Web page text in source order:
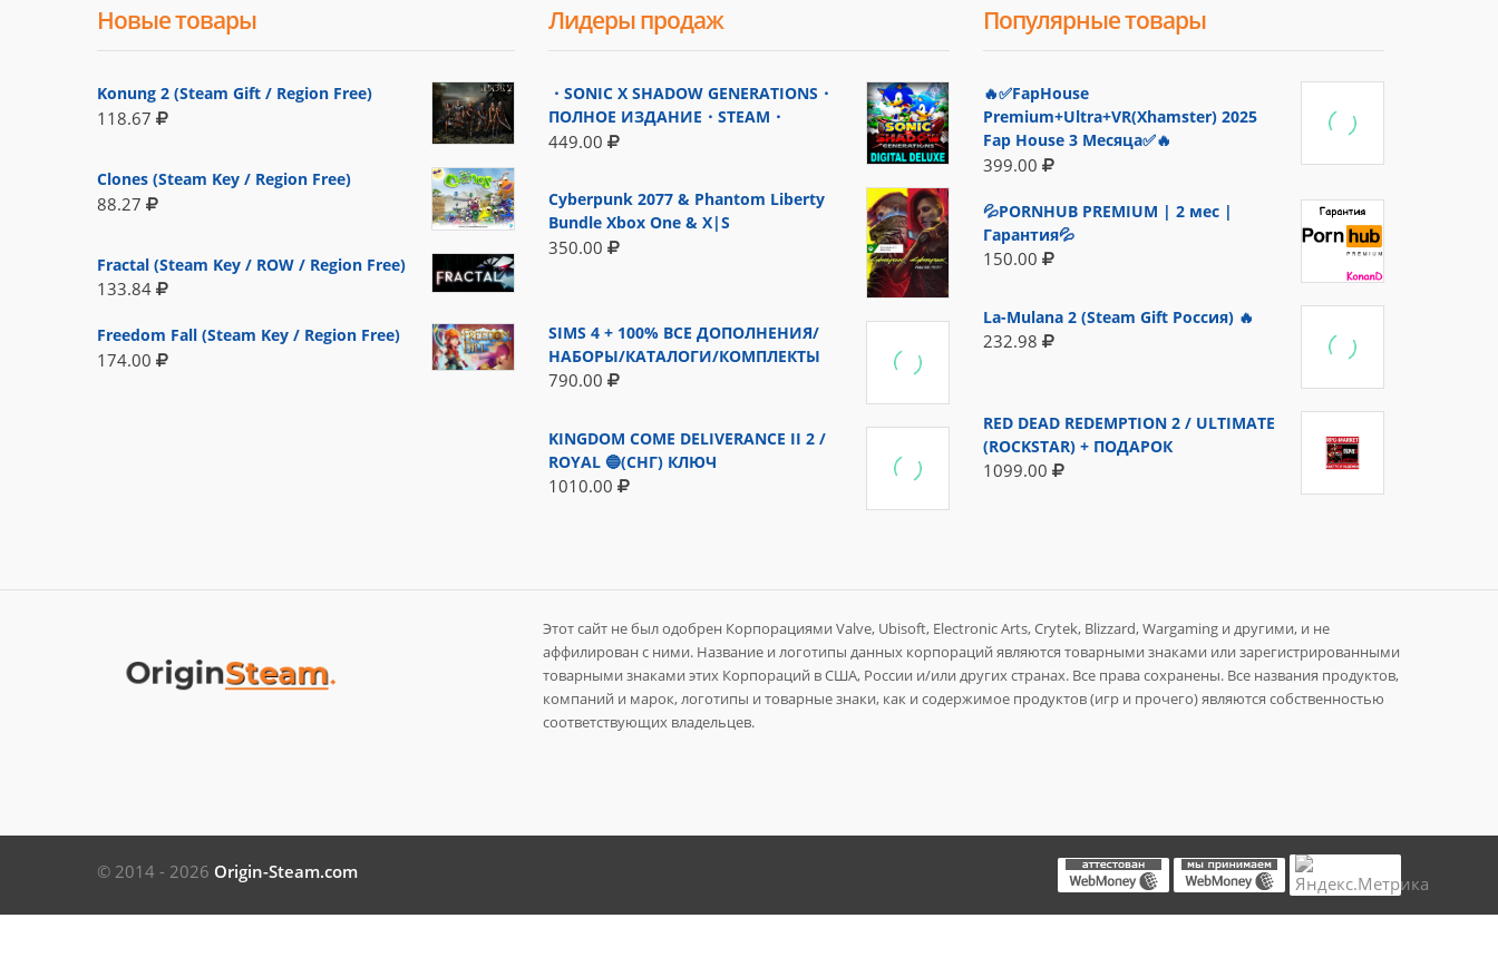
Новые товары
Konung 2 (Steam Gift / Region Free)
118.67
Clones (Steam Key / Region Free)
88.27
Fractal (Steam Key / ROW / Region Free)
133.84
Freedom Fall (Steam Key / Region Free)
174.00
Лидеры продаж
・SONIC X SHADOW GENERATIONS・
ПОЛНОЕ ИЗДАНИЕ・STEAM・
449.00
Cyberpunk 2077 & Phantom Liberty
Bundle Xbox One & X|S
350.00
SIMS 4 + 100% ВСЕ ДОПОЛНЕНИЯ/
НАБОРЫ/КАТАЛОГИ/КОМПЛЕКТЫ
790.00
KINGDOM COME DELIVERANCE II 2 /
ROYAL 🔵(СНГ) КЛЮЧ
1010.00
Популярные товары
🔥✅FapHouse
Premium+Ultra+VR(Xhamster) 2025
Fap House 3 Месяца✅🔥
399.00
💦PORNHUB PREMIUM | 2 мес |
Гарантия💦
150.00
La-Mulana 2 (Steam Gift Россия) 🔥
232.98
RED DEAD REDEMPTION 2 / ULTIMATE
(ROCKSTAR) + ПОДАРОК
1099.00
Этот сайт не был одобрен Корпорациями Valve, Ubisoft, Electronic Arts, Crytek, Blizzard, Wargaming и другими, и не
аффилирован с ними. Название и логотипы данных корпораций являются товарными знаками или зарегистрированными
товарными знаками этих Корпораций в США, России и/или других странах. Все права сохранены. Все названия продуктов,
компаний и марок, логотипы и товарные знаки, как и содержимое продуктов (игр и прочего) являются собственностью
соответствующих владельцев.
© 2014 - 2026 Origin-Steam.com